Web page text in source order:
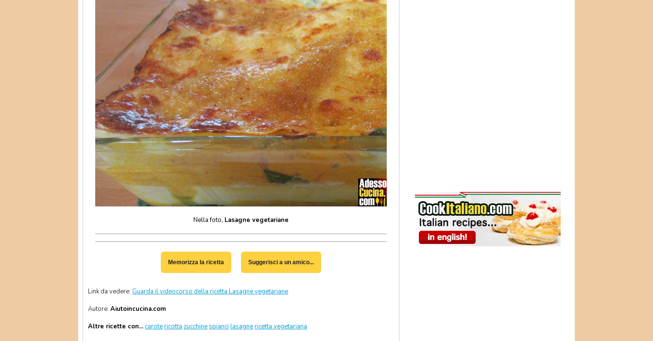
Nella foto, Lasagne vegetariane
Memorizza la ricetta Suggerisci a un amico...
Link da vedere: Guarda il videocorso della ricetta Lasagne vegetariane
Autore: Aiutoincucina.com
Altre ricette con...carotericotta zucchine spianci lasagnericetta vegetariana